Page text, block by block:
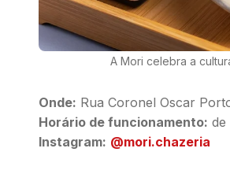
A Mori celebra a
Onde:
Horário de funcionamento:
Instagram: @mori.chazeria